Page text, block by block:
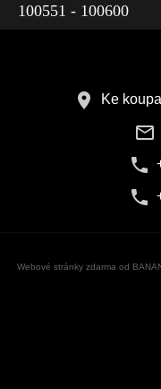
100551 - 100600
Ke
Webové stránky zdarma od